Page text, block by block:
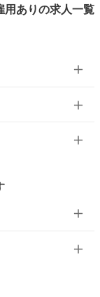
用ありの求人一覧